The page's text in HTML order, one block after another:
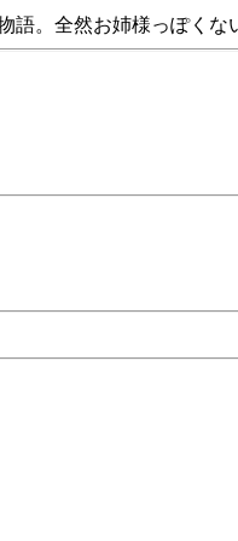
語。全然お姉様っぽくな